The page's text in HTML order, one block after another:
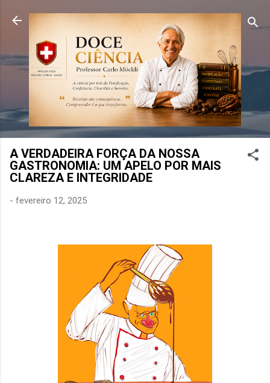
Pular para o conteúdo principal
A VERDADEIRA FORÇA DA NOSSA
GASTRONOMIA: UM APELO POR MAIS
CLAREZA E INTEGRIDADE
- fevereiro 12, 2025